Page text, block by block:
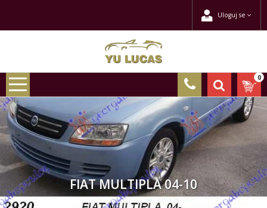
Uloguj se
0
FIAT MULTIPLA 04-10